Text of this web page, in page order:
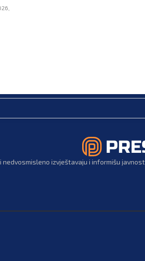
izvještavaju i informišu